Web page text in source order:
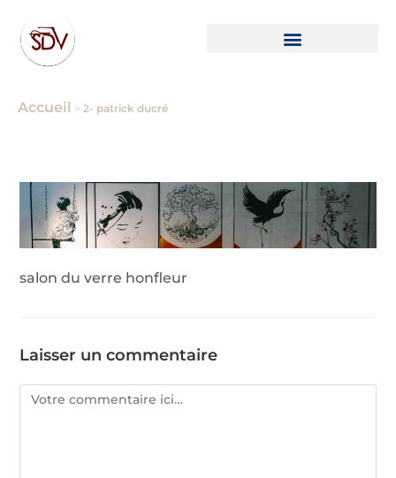
Accueil > 2- patrick ducré
salon du verre honfleur
Laisser un commentaire